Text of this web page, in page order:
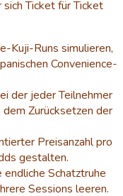
Ticket für Ticket
Kuji-Runs simulieren,
Convenience-
der jeder Teilnehmer
Zurücksetzen der
Preisanzahl pro
gestalten.
Schatztruhe
Sessions leeren.